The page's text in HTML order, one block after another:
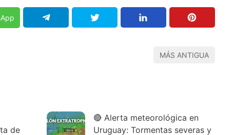
MÁS ANTIGUA
de
🔴 Alerta meteorológica en
Uruguay: Tormentas severas y